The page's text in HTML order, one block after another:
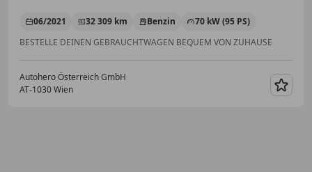
06/2021 32 309 km Benzin
70 kW (95 PS)
BESTELLE DEINEN GEBRAUCHTWAGEN BEQUEM VON ZUHAUSE
Autohero Österreich GmbH
AT-1030 Wien